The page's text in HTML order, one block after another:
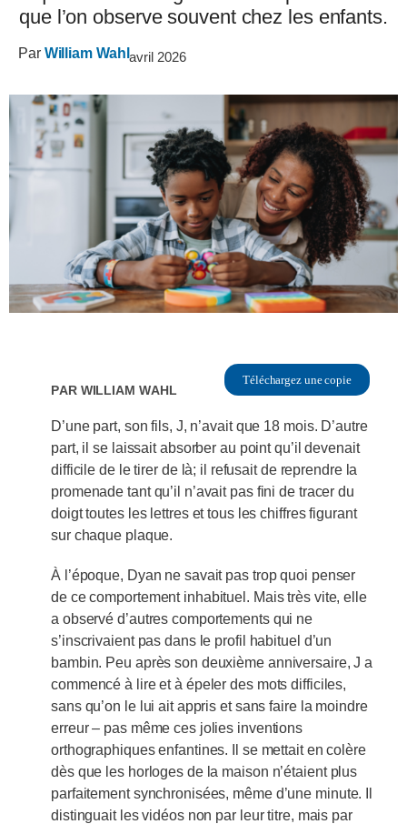
que l’on observe souvent chez les enfants.
Par William Wahl avril 2026
ParWilliam Wahl Téléchargez une copie
D’une part, son fils, J, n’avait que 18 mois. D’autre
part, il se laissait absorber au point qu’il devenait
difficile de le tirer de là; il refusait de reprendre la
promenade tant qu’il n’avait pas fini de tracer du
doigt toutes les lettres et tous les chiffres figurant
sur chaque plaque.
À l’époque, Dyan ne savait pas trop quoi penser
de ce comportement inhabituel. Mais très vite, elle
a observé d’autres comportements qui ne
s’inscrivaient pas dans le profil habituel d’un
bambin. Peu après son deuxième anniversaire, J a
commencé à lire et à épeler des mots difficiles,
sans qu’on le lui ait appris et sans faire la moindre
erreur – pas même ces jolies inventions
orthographiques enfantines. Il se mettait en colère
dès que les horloges de la maison n’étaient plus
parfaitement synchronisées, même d’une minute. Il
distinguait les vidéos non par leur titre, mais par